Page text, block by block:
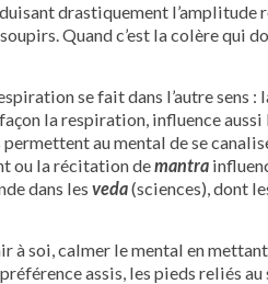
drastiquement
Quand c’est la colère qui
se fait dans l’autre sens
la respiration, influence
au mental de se
ou la récitation demantra
dans lesveda(sciences), dont
à soi, calmer le mental en
assis, les pieds reliés